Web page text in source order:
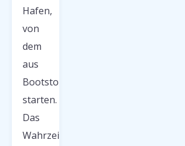
Hafen,
von
dem
aus
Bootstouren
starten.
Das
Wahrzeichen